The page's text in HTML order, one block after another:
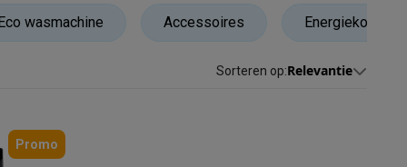
wasmachine Accessoires Energiekost
Sorteren op:Relevantie
Promo